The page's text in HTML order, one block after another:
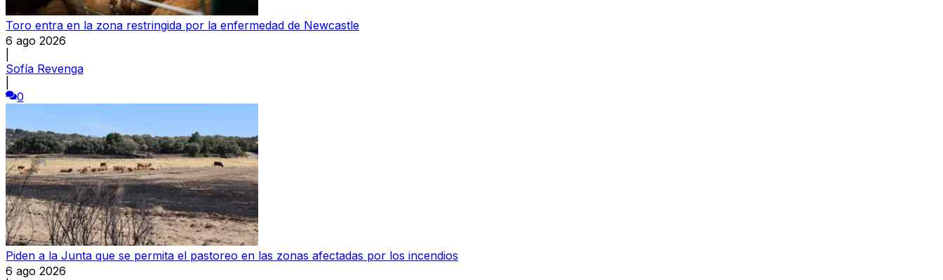
Toro entra en la zona restringida por la enfermedad de Newcastle
6 ago 2026
Sofía Revenga
0
Piden a la Junta que se permita el pastoreo en las zonas afectadas por los incendios
6 ago 2026